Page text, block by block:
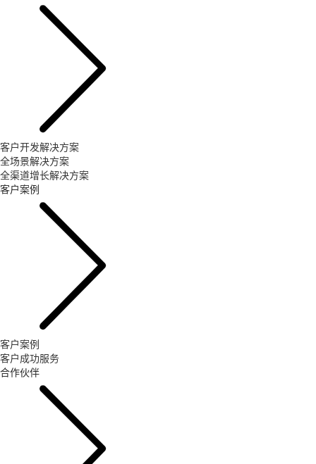
客户开发解决方案
全场景解决方案
全渠道增长解决方案
客户案例
客户案例
客户成功服务
合作伙伴